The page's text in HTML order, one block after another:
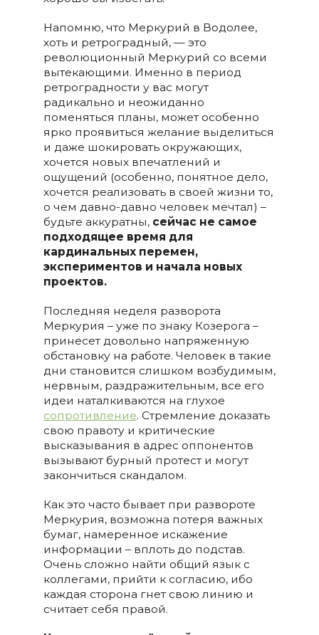
Напомню, что Меркурий в Водолее,
хоть и ретроградный, — это
революционный Меркурий со всеми
вытекающими. Именно в период
ретроградности у вас могут
радикально и неожиданно
поменяться планы, может особенно
ярко проявиться желание выделиться
и даже шокировать окружающих,
хочется новых впечатлений и
ощущений (особенно, понятное дело,
хочется реализовать в своей жизни то,
о чем давно-давно человек мечтал) –
будьте аккуратны, сейчас не самое
подходящее время для
кардинальных перемен,
экспериментов и начала новых
проектов.
Последняя неделя разворота
Меркурия – уже по знаку Козерога –
принесет довольно напряженную
обстановку на работе. Человек в такие
дни становится слишком возбудимым,
нервным, раздражительным, все его
идеи наталкиваются на глухое
сопротивление. Стремление доказать
свою правоту и критические
высказывания в адрес оппонентов
вызывают бурный протест и могут
закончиться скандалом.
Как это часто бывает при развороте
Меркурия, возможна потеря важных
бумаг, намеренное искажение
информации – вплоть до подстав.
Очень сложно найти общий язык с
коллегами, прийти к согласию, ибо
каждая сторона гнет свою линию и
считает себя правой.